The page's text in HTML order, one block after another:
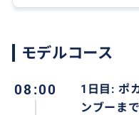
なしで文化に浸り、ナ
モデルコース
08:00
1日目: ポ
ンブーま